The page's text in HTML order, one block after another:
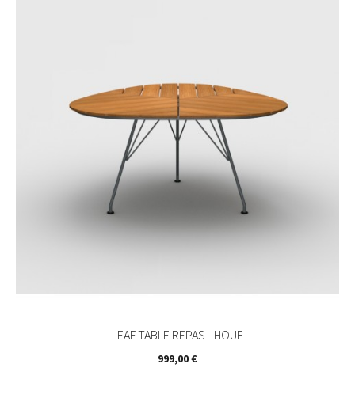
LEAF TABLE REPAS - HOUE
Prix
999,00 €